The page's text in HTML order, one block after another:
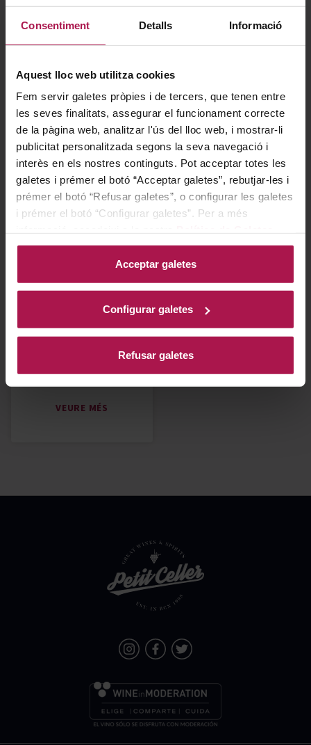
Consentiment Detalls Informació
Aquest lloc web utilitza cookies
Fem servir galetes pròpies i de tercers, que tenen entre
les seves finalitats, assegurar el funcionament correcte
de la pàgina web, analitzar l'ús del lloc web, i mostrar-li
publicitat personalitzada segons la seva navegació i
interès en els nostres continguts. Pot acceptar totes les
galetes i prémer el botó “Acceptar galetes”, rebutjar-les i
prémer el botó “Refusar galetes”, o configurar les galetes
i prémer el botó “Configurar galetes”. Per a més
Acceptar galetes
Configurar galetes
Refusar galetes
Tipus de vins
Ecològics
VEURE MÉS
Vegans
VEURE MÉS
Sense sulfits
VEURE MÉS